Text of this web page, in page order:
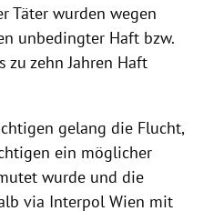
Täter wurden wegen
unbedingter Haft bzw.
zu zehn Jahren Haft
gelang die Flucht,
ein möglicher
wurde und die
via Interpol Wien mit